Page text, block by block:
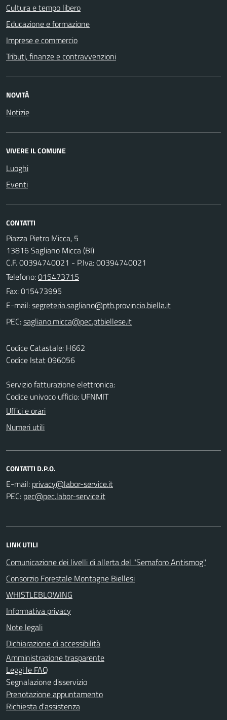
Cultura e tempo libero
Educazione e formazione
Imprese e commercio
Tributi, finanze e contravvenzioni
NOVITÀ
Notizie
VIVERE IL COMUNE
Luoghi
Eventi
CONTATTI
Piazza Pietro Micca, 5
13816 Sagliano Micca (BI)
C.F. 00394740021 - P.Iva: 00394740021
Telefono:015473715
Fax: 015473995
E-mail:
PEC:
Codice Catastale: H662
Codice Istat 096056
Servizio fatturazione elettronica:
Codice univoco ufficio: UFNMIT
Uffici e orari
Numeri utili
CONTATTI D.P.O.
E-mail:
PEC:
LINK UTILI
Comunicazione dei livelli di allerta del "Semaforo Antismog"
Consorzio Forestale Montagne Biellesi
WHISTLEBLOWING
Informativa privacy
Note legali
Dichiarazione di accessibilità
Amministrazione trasparente
Leggi le FAQ
Segnalazione disservizio
Prenotazione appuntamento
Richiesta d'assistenza